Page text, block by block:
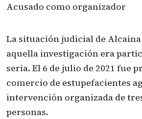
Acusado como organizador
La situación judicial de
aquella investigación era
seria. El 6 de julio de 2021 fue
comercio de estupefacientes
intervención organizada de
personas.